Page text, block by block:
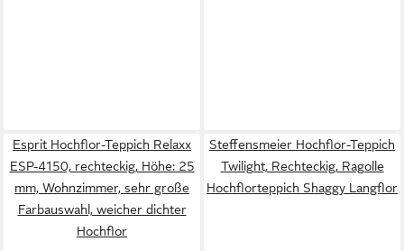
Esprit Hochflor-Teppich Relaxx
ESP-4150, rechteckig, Höhe: 25
mm, Wohnzimmer, sehr große
Farbauswahl, weicher dichter
Hochflor
Steffensmeier Hochflor-Teppich
Twilight, Rechteckig, Ragolle
Hochflorteppich Shaggy Langflor